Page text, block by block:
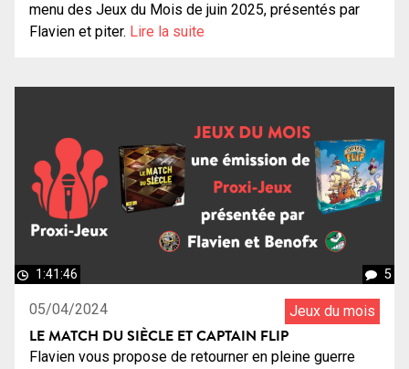
menu des Jeux du Mois de juin 2025, présentés par
Flavien et piter. Lire la suite
1:41:46 5
05/04/2024 Jeux du mois
LE MATCH DU SIÈCLE ET CAPTAIN FLIP
Flavien vous propose de retourner en pleine guerre